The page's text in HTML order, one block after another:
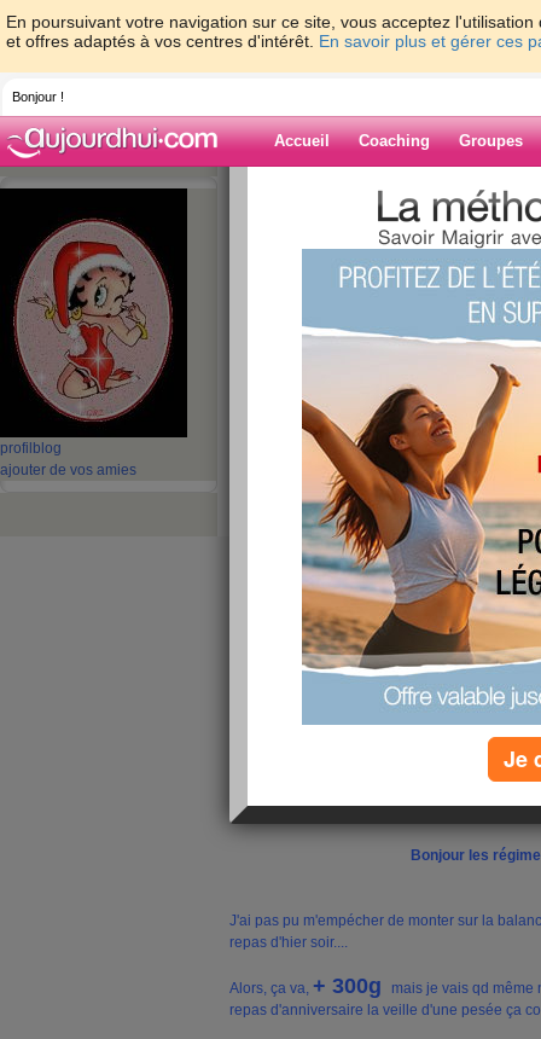
En poursuivant votre navigation sur ce site, vous acceptez
et offres adaptés à vos centres d'intérêt. En savoir plus et gérer ces
Bonjour !
Accueil Coaching Groupes
profil blog
ajouter de vos amies
> > Gourmandise
Blog de grib
Gourmandise qd
Bonjour les
J'ai pas pu m'empécher de monter sur la
repas d'hier soir....
Alors, ça va, + 300g
mais je vais qd même
repas d'anniversaire la veille d'une pesée ça
Je